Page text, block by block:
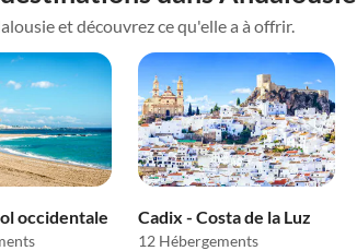
et découvrez ce qu'elle a à offrir.
occidentale Cadix - Costa de la Luz
12 Hébergements